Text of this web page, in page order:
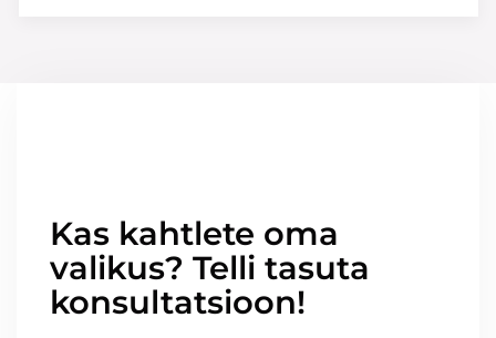
Kas kahtlete oma
valikus? Telli tasuta
konsultatsioon!